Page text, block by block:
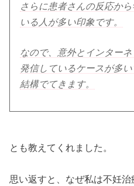
さらに患者さんの反応か
いる人が多い印象です。
なので、意外とインター
発信しているケースが多
結構でてきます。
とも教えてくれました。
思い返すと、なぜ私は不妊